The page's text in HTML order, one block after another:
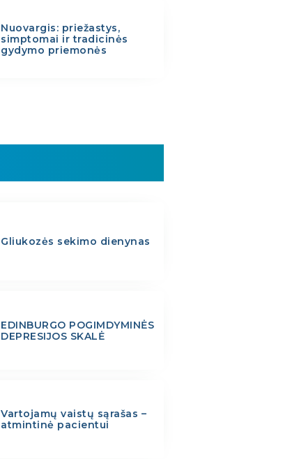
Nuovargis: priežastys,
simptomai ir tradicinės
gydymo priemonės
Gliukozės sekimo dienynas
EDINBURGO POGIMDYMINĖS
DEPRESIJOS SKALĖ
Vartojamų vaistų sąrašas –
atmintinė pacientui